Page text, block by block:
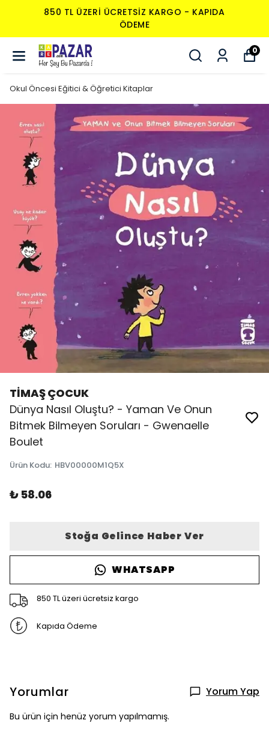
850 TL ÜZERI ÜCRETSIZ KARGO - KAPIDA
ÖDEME
0
Okul Öncesi Eğitici & Öğretici Kitaplar
TİMAŞ ÇOCUK
Dünya Nasıl Oluştu? - Yaman Ve Onun
Bitmek Bilmeyen Soruları - Gwenaelle
Boulet
Ürün Kodu: HBV00000M1Q5X
₺ 58.06
Stoğa Gelince Haber Ver
WHATSAPP
850 TL üzeri ücretsiz kargo
Kapıda Ödeme
Yorumlar Yorum Yap
Bu ürün için henüz yorum yapılmamış.